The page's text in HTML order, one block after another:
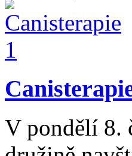
V pondělí 8.